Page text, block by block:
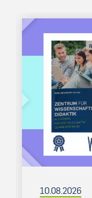
10.08.2026